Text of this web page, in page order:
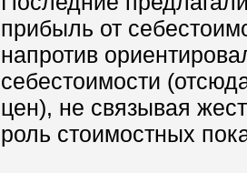
прибыль от
напротив
себестоимости
цен), не связывая
роль стоимостных